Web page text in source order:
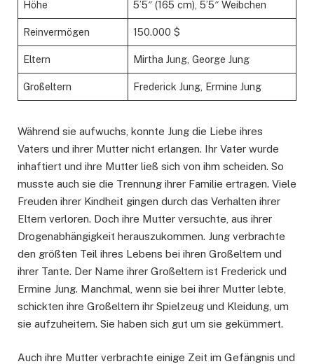
Höhe 5’5″ (165 cm), 5’5″ Weibchen
Reinvermögen 150.000 $
Eltern Mirtha Jung, George Jung
Großeltern Frederick Jung, Ermine Jung
Während sie aufwuchs, konnte Jung die Liebe ihres
Vaters und ihrer Mutter nicht erlangen. Ihr Vater wurde
inhaftiert und ihre Mutter ließ sich von ihm scheiden. So
musste auch sie die Trennung ihrer Familie ertragen. Viele
Freuden ihrer Kindheit gingen durch das Verhalten ihrer
Eltern verloren. Doch ihre Mutter versuchte, aus ihrer
Drogenabhängigkeit herauszukommen. Jung verbrachte
den größten Teil ihres Lebens bei ihren Großeltern und
ihrer Tante. Der Name ihrer Großeltern ist Frederick und
Ermine Jung. Manchmal, wenn sie bei ihrer Mutter lebte,
schickten ihre Großeltern ihr Spielzeug und Kleidung, um
sie aufzuheitern. Sie haben sich gut um sie gekümmert.
Auch ihre Mutter verbrachte einige Zeit im Gefängnis und